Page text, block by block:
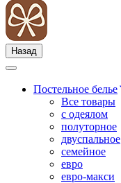
Назад
Постельное белье
Все товары
с одеялом
полуторное
двуспальное
семейное
евро
евро-макси